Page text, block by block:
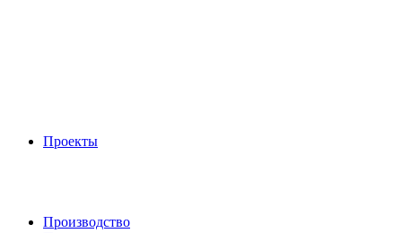
Проекты
Производство